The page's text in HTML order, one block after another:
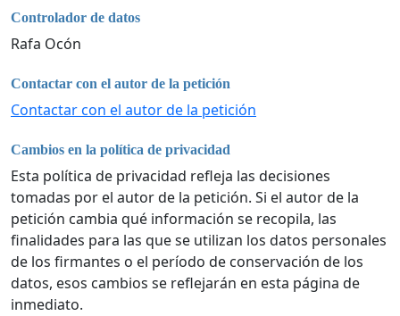
Controlador de datos
Rafa Ocón
Contactar con el autor de la petición
Contactar con el autor de la petición
Cambios en la política de privacidad
Esta política de privacidad refleja las decisiones
tomadas por el autor de la petición. Si el autor de la
petición cambia qué información se recopila, las
finalidades para las que se utilizan los datos personales
de los firmantes o el período de conservación de los
datos, esos cambios se reflejarán en esta página de
inmediato.